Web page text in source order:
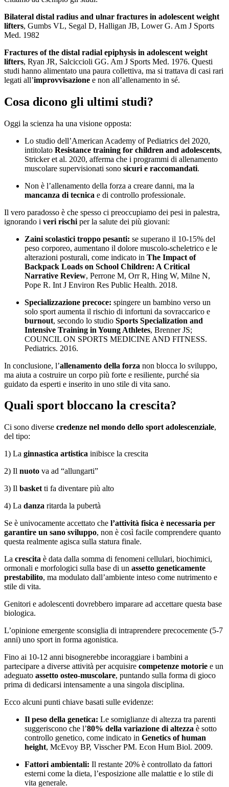
Bilateral distal radius and ulnar fractures in adolescent weight
lifters, Gumbs VL, Segal D, Halligan JB, Lower G. Am J Sports
Med. 1982
Fractures of the distal radial epiphysis in adolescent weight
lifters, Ryan JR, Salciccioli GG. Am J Sports Med. 1976. Questi
studi hanno alimentato una paura collettiva, ma si trattava di casi rari
legati all’improvvisazione e non all’allenamento in sé.
Cosa dicono gli ultimi studi?
Oggi la scienza ha una visione opposta:
Lo studio dell’American Academy of Pediatrics del 2020,
intitolato Resistance training for children and adolescents,
Stricker et al. 2020, afferma che i programmi di allenamento
muscolare supervisionati sono sicuri e raccomandati.
Non è l’allenamento della forza a creare danni, ma la
mancanza di tecnica e di controllo professionale.
Il vero paradosso è che spesso ci preoccupiamo dei pesi in palestra,
ignorando i veri rischi per la salute dei più giovani:
Zaini scolastici troppo pesanti: se superano il 10-15% del
peso corporeo, aumentano il dolore muscolo-scheletrico e le
alterazioni posturali, come indicato in The Impact of
Backpack Loads on School Children: A Critical
Narrative Review, Perrone M, Orr R, Hing W, Milne N,
Pope R. Int J Environ Res Public Health. 2018.
Specializzazione precoce: spingere un bambino verso un
solo sport aumenta il rischio di infortuni da sovraccarico e
burnout, secondo lo studio Sports Specialization and
Intensive Training in Young Athletes, Brenner JS;
COUNCIL ON SPORTS MEDICINE AND FITNESS.
Pediatrics. 2016.
In conclusione, l’allenamento della forza non blocca lo sviluppo,
ma aiuta a costruire un corpo più forte e resiliente, purché sia
guidato da esperti e inserito in uno stile di vita sano.
Quali sport bloccano la crescita?
Ci sono diverse credenze nel mondo dello sport adolescenziale,
del tipo:
1) La ginnastica artistica inibisce la crescita
2) Il nuoto va ad “allungarti”
3) Il basket ti fa diventare più alto
4) La danza ritarda la pubertà
Se è univocamente accettato che l’attività fisica è necessaria per
garantire un sano sviluppo, non è così facile comprendere quanto
questa realmente agisca sulla statura finale.
La crescita è data dalla somma di fenomeni cellulari, biochimici,
ormonali e morfologici sulla base di un assetto geneticamente
prestabilito, ma modulato dall’ambiente inteso come nutrimento e
stile di vita.
Genitori e adolescenti dovrebbero imparare ad accettare questa base
biologica.
L’opinione emergente sconsiglia di intraprendere precocemente (5-7
anni) uno sport in forma agonistica.
Fino ai 10-12 anni bisognerebbe incoraggiare i bambini a
partecipare a diverse attività per acquisire competenze motorie e un
adeguato assetto osteo-muscolare, puntando sulla forma di gioco
prima di dedicarsi intensamente a una singola disciplina.
Ecco alcuni punti chiave basati sulle evidenze:
Il peso della genetica: Le somiglianze di altezza tra parenti
suggeriscono che l’80% della variazione di altezza è sotto
controllo genetico, come indicato in Genetics of human
height, McEvoy BP, Visscher PM. Econ Hum Biol. 2009.
Fattori ambientali: Il restante 20% è controllato da fattori
esterni come la dieta, l’esposizione alle malattie e lo stile di
vita generale.